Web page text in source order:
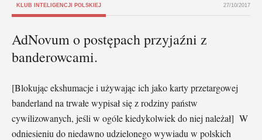
KLUB INTELIGENCJI POLSKIEJ 27/10/2017
AdNovum o postępach przyjaźni z
banderowcami.
[Blokując ekshumacje i używając ich jako karty przetargowej
banderland na trwałe wypisał się z rodziny państw
cywilizowanych, jeśli w ogóle kiedykolwiek do niej należał] W
odniesieniu do niedawno udzielonego wywiadu w polskich